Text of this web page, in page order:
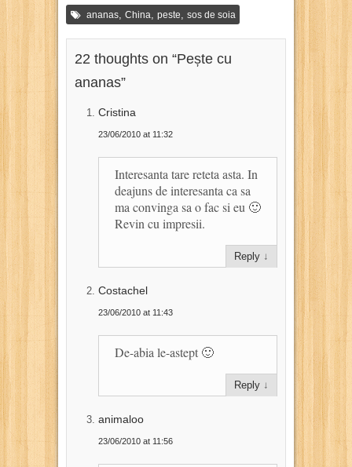
ananas, China, peste, sos de soia
22 thoughts on “Pește cu
ananas”
Cristina
23/06/2010 at 11:32
Interesanta tare reteta asta. In
deajuns de interesanta ca sa
ma convinga sa o fac si eu 🙂
Revin cu impresii.
Reply ↓
Costachel
23/06/2010 at 11:43
De-abia le-astept 🙂
Reply ↓
animaloo
23/06/2010 at 11:56